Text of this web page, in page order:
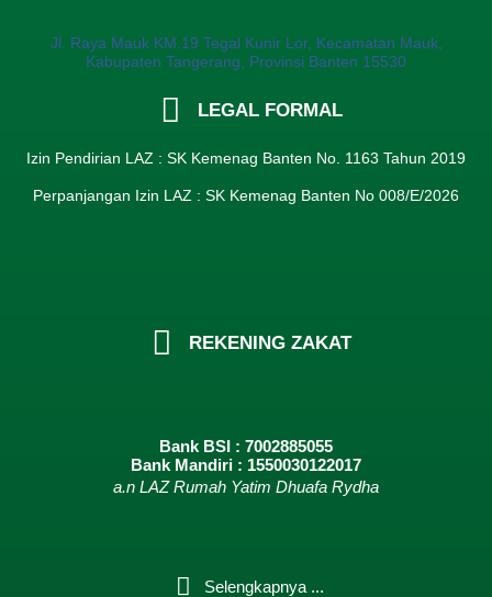
Jl. Raya Mauk KM.19 Tegal Kunir Lor, Kecamatan Mauk,
Kabupaten Tangerang, Provinsi Banten 15530
LEGAL FORMAL
Izin Pendirian LAZ : SK Kemenag Banten No. 1163 Tahun 2019
Perpanjangan Izin LAZ : SK Kemenag Banten No 008/E/2026​
REKENING ZAKAT
Bank BSI : 7002885055
Bank Mandiri : 1550030122017
a.n LAZ Rumah Yatim Dhuafa Rydha
Selengkapnya ...